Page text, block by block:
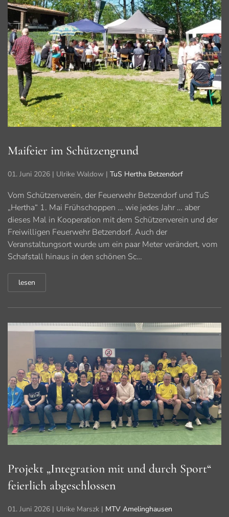
Maifeier im Schützengrund
01. Juni 2026 | Ulrike Waldow | TuS Hertha Betzendorf
Vom Schützenverein, der Feuerwehr Betzendorf und TuS
„Hertha“ 1. Mai Frühschoppen … wie jedes Jahr … aber
dieses Mal in Kooperation mit dem Schützenverein und der
Freiwilligen Feuerwehr Betzendorf. Auch der
Veranstaltungsort wurde um ein paar Meter verändert, vom
Schafstall hinaus in den schönen Sc…
lesen
Projekt „Integration mit und durch Sport“
feierlich abgeschlossen
01. Juni 2026 | Ulrike Marszk | MTV Amelinghausen